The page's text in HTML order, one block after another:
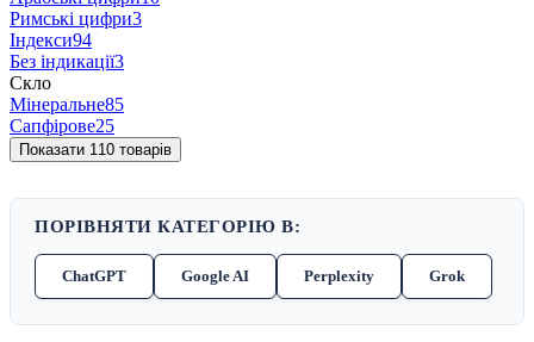
Римські цифри3
Індекси94
Без індикації3
Скло
Мінеральне85
Сапфірове25
Показати 110 товарів
ПОРІВНЯТИ КАТЕГОРІЮ В:
ChatGPT Google AI Perplexity Grok